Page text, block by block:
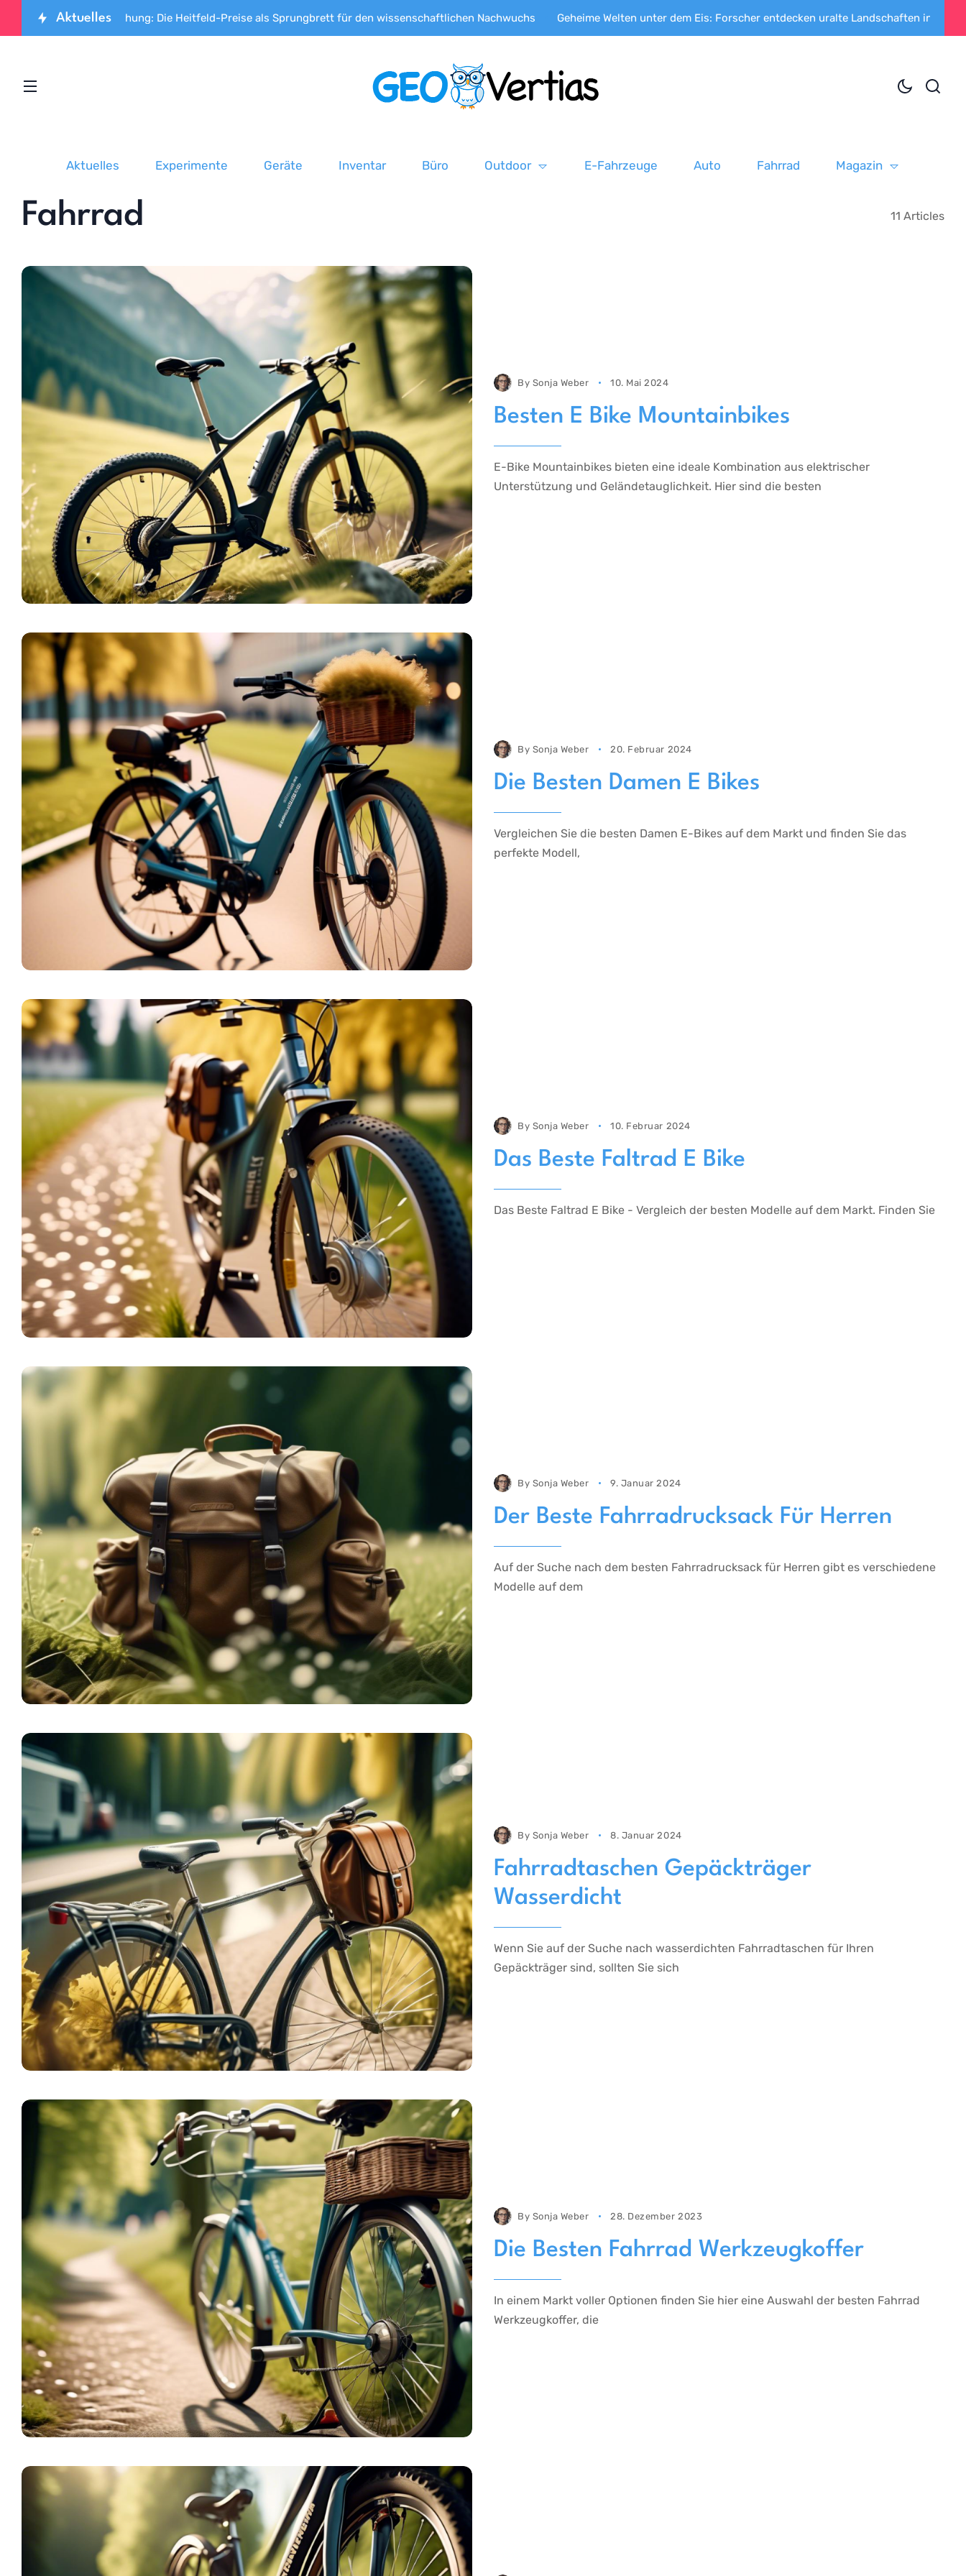
Aktuelles
Die Heitfeld-Preise als Sprungbrett für den wissenschaftlichen Nachwuchs Geheime Welten unter dem Eis: Forscher entdecken uralte Landschaften in der Antarktis
Aktuelles Experimente Geräte Inventar Büro Outdoor E-Fahrzeuge Auto Fahrrad Magazin
Fahrrad 11 Articles
By Sonja Weber 10. Mai 2024
Besten E Bike Mountainbikes
E-Bike Mountainbikes bieten eine ideale Kombination aus elektrischer
Unterstützung und Geländetauglichkeit. Hier sind die besten
By Sonja Weber 20. Februar 2024
Die Besten Damen E Bikes
Vergleichen Sie die besten Damen E-Bikes auf dem Markt und finden Sie das
perfekte Modell,
By Sonja Weber 10. Februar 2024
Das Beste Faltrad E Bike
Das Beste Faltrad E Bike - Vergleich der besten Modelle auf dem Markt. Finden Sie
By Sonja Weber 9. Januar 2024
Der Beste Fahrradrucksack Für Herren
Auf der Suche nach dem besten Fahrradrucksack für Herren gibt es verschiedene
Modelle auf dem
By Sonja Weber 8. Januar 2024
Fahrradtaschen Gepäckträger
Wasserdicht
Wenn Sie auf der Suche nach wasserdichten Fahrradtaschen für Ihren
Gepäckträger sind, sollten Sie sich
By Sonja Weber 28. Dezember 2023
Die Besten Fahrrad Werkzeugkoffer
In einem Markt voller Optionen finden Sie hier eine Auswahl der besten Fahrrad
Werkzeugkoffer, die